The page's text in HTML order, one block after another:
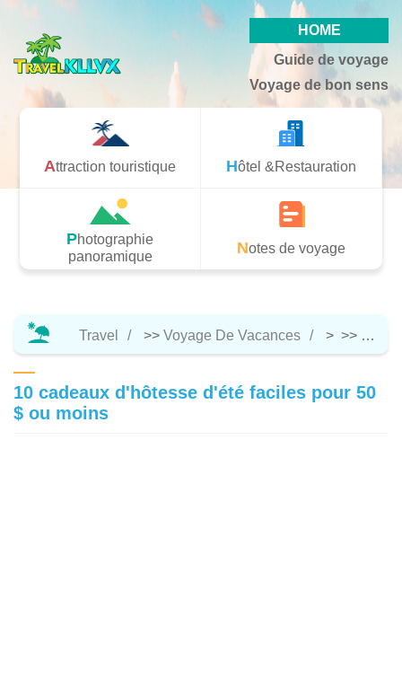
HOME
Guide de voyage
Voyage de bon sens
Attraction touristique Hôtel &Restauration
Photographie
panoramique
Notes de voyage
Travel >> Voyage De Vacances > >>
10 cadeaux d'hôtesse d'été faciles pour 50
$ ou moins